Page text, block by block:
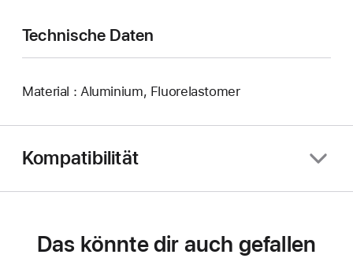
Technische Daten
Material : Aluminium, Fluorelastomer
Kompatibilität
Das könnte dir auch gefallen